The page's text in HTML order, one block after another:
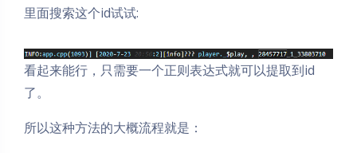
里面搜索这个id试试:
看起来能行，只需要一个正则表达式就可以提取到id
了。
所以这种方法的大概流程就是：